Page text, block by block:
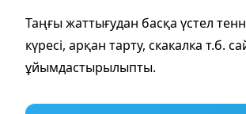
Таңғы жаттығудан басқа үстел
күресі, арқан тарту, скакалка т.б.
ұйымдастырылыпты.